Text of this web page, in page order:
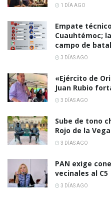
1 DÍA AGO
Empate
Cuauhtémoc;
campo de
3 DÍAS AGO
«Ejército de
Juan Rubio
3 DÍAS AGO
Sube de tono
Rojo de la
3 DÍAS AGO
PAN exige
vecinales al C5
3 DÍAS AGO